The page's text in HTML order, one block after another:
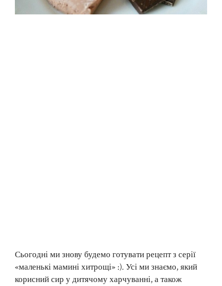
Сьогодні ми знову будемо готувати рецепт з серії
«маленькі мамині хитрощі» :). Усі ми знаємо, який
корисний сир у дитячому харчуванні, а також